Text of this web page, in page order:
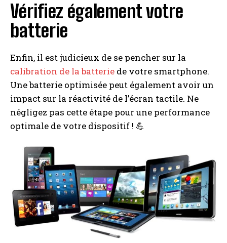
Vérifiez également votre
batterie
Enfin, il est judicieux de se pencher sur la
calibration de la batterie de votre smartphone.
Une batterie optimisée peut également avoir un
impact sur la réactivité de l’écran tactile. Ne
négligez pas cette étape pour une performance
optimale de votre dispositif ! 💪